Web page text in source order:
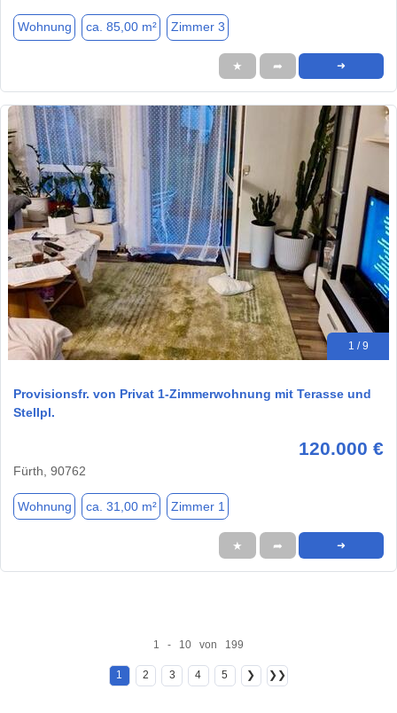
Wohnung ca. 85,00 m² Zimmer 3
★ ➦ ➜
1 / 9
Provisionsfr. von Privat 1-Zimmerwohnung mit Terasse und
Stellpl.
120.000 €
Fürth, 90762
Wohnung ca. 31,00 m² Zimmer 1
★ ➦ ➜
1 - 10 von 199
1 2 3 4 5 ❯ ❯❯